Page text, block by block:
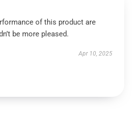
of this product are
be more pleased.
Apr 10, 2025